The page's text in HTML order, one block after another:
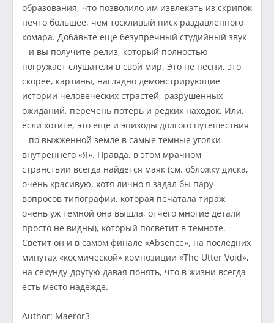
образования, что позволило им извлекать из скрипок
нечто большее, чем тоскливый писк раздавленного
комара. Добавьте еще безупречный студийный звук
– и вы получите релиз, который полностью
погружает слушателя в свой мир. Это не песни, это,
скорее, картины, наглядно демонстрирующие
истории человеческих страстей, разрушенных
ожиданий, перечень потерь и редких находок. Или,
если хотите, это еще и эпизоды долгого путешествия
– по выжженной земле в самые темные уголки
внутреннего «Я». Правда, в этом мрачном
странствии всегда найдется маяк (см. обложку диска,
очень красивую, хотя лично я задал бы пару
вопросов типографии, которая печатала тираж,
очень уж темной она вышла, отчего многие детали
просто не видны), который посветит в темноте.
Светит он и в самом финале «Absence», на последних
минутах «космической» композиции «The Utter Void»,
на секунду-другую давая понять, что в жизни всегда
есть место надежде.
Author: Maeror3